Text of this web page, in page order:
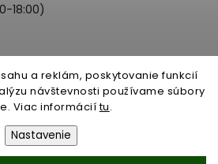
a reklám, poskytovanie funkcií
návštevnosti používame súbory
Viac informáciítu.
Nastavenie
18:00)
nastavenie cookies